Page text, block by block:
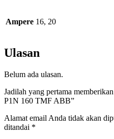
Ampere 16, 20
Ulasan
Belum ada ulasan.
Jadilah yang pertama
P1N 160 TMF ABB”
Alamat email Anda tidak akan
ditandai *